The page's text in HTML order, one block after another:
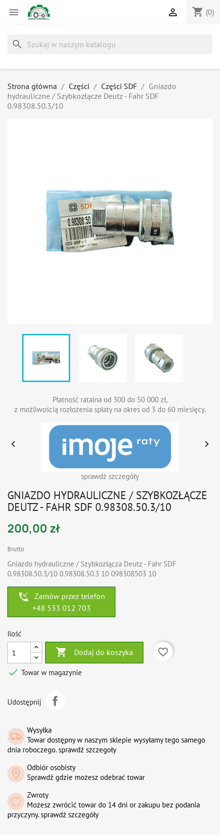
 shopping_cart (0)

search
Strona główna Części Części SDF
Gniazdo
hydrauliczne / Szybkozłącze Deutz - Fahr SDF
0.98308.50.3/10
Płatność ratalna od 300 do 50 000 zł,
z możliwością rozłożenia spłaty na okres od 3 do 60 miesięcy.
sprawdź szczegóły
 
GNIAZDO HYDRAULICZNE / SZYBKOZŁĄCZE
DEUTZ - FAHR SDF 0.98308.50.3/10
200,00 zł
Brutto
Gniazdo hydrauliczne / Szybkozłącza Deutz - Fahr SDF
0.98308.50.3/10 0.98308.50.3 10 098308503 10
phone_callback
Zamów przez telefon
+48 533 012 703
Ilość
 Dodaj do koszyka
favorite_border
 Towar w magazynie
Udostępnij
Wysyłka
Towar dostępny w naszym sklepie wysyłamy tego samego
dnia roboczego. sprawdź szczegoły
Odbiór osobisty
Sprawdź gdzie możesz odebrać towar
Zwroty
Możesz zwrócić towar do 14 dni or zakupu bez podania
przyczyny. sprawdź szczegóły